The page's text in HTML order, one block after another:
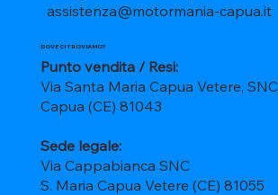
assistenza@motormania-capua.it
DOVE CI TROVIAMO?
Punto vendita / Resi:
Via Santa Maria Capua Vetere, SNC
Capua (CE) 81043
Sede legale:
Via Cappabianca SNC
S. Maria Capua Vetere (CE) 81055